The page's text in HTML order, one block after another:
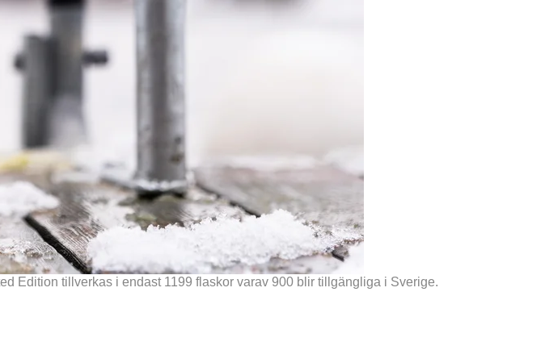
Edition tillverkas i endast 1199 flaskor varav 900 blir tillgängliga i Sverige.